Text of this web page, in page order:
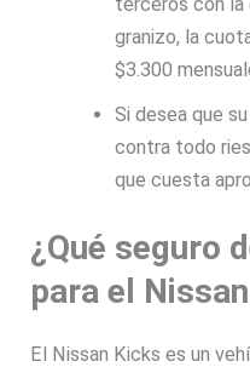
granizo, la
$3.300
Si desea que
contra todo
que cuesta
¿Qué seguro
para el
El Nissan Kicks es un